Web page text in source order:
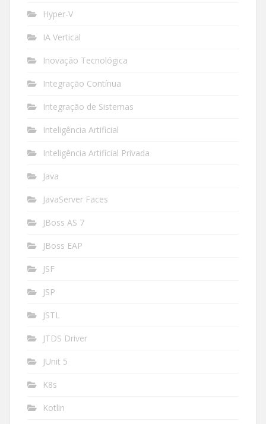
Hyper-V
IA Vertical
Inovação Tecnológica
Integração Contínua
Integração de Sistemas
Inteligência Artificial
Inteligência Artificial Privada
Java
JavaServer Faces
JBoss AS 7
JBoss EAP
JSF
JSP
JSTL
JTDS Driver
JUnit 5
K8s
Kotlin